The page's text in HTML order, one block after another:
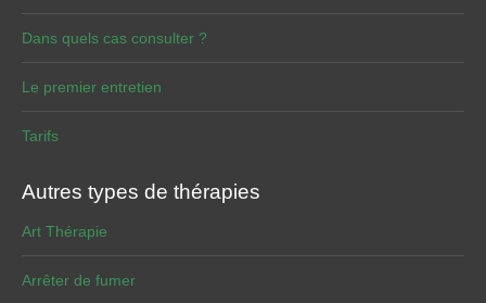
Dans quels cas consulter ?
Le premier entretien
Tarifs
Autres types de thérapies
Art Thérapie
Arrêter de fumer